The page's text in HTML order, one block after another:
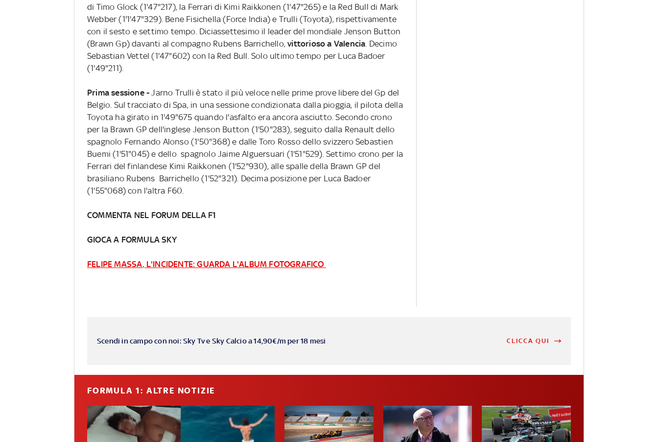
di Timo Glock (1'47"217), la Ferrari di Kimi Raikkonen (1'47"265) e la Red Bull di Mark
Webber (1'1'47"329). Bene Fisichella (Force India) e Trulli (Toyota), rispettivamente
con il sesto e settimo tempo. Diciassettesimo il leader del mondiale Jenson Button
(Brawn Gp) davanti al compagno Rubens Barrichello,vittorioso a Valencia . Decimo
Sebastian Vettel (1'47"602) con la Red Bull. Solo ultimo tempo per Luca Badoer
(1'49"211).
Prima sessione - Jarno Trulli è stato il più veloce nelle prime prove libere del Gp del
Belgio. Sul tracciato di Spa, in una sessione condizionata dalla pioggia, il pilota della
Toyota ha girato in 1'49"675 quando l'asfalto era ancora asciutto. Secondo crono
per la Brawn GP dell'inglese Jenson Button (1'50"283), seguito dalla Renault dello
spagnolo Fernando Alonso (1'50"368) e dalle Toro Rosso dello svizzero Sebastien
Buemi (1'51"045) e dello spagnolo Jaime Alguersuari (1'51"529). Settimo crono per la
Ferrari del finlandese Kimi Raikkonen (1'52"930), alle spalle della Brawn GP del
brasiliano Rubens Barrichello (1'52"321). Decima posizione per Luca Badoer
(1'55"068) con l'altra F60.
COMMENTA NEL FORUM DELLA F1
GIOCA A FORMULA SKY
FELIPE MASSA, L'INCIDENTE: GUARDA L'ALBUM FOTOGRAFICO
Scendi in campo con noi: Sky Tv e Sky Calcio a 14,90€/m per 18 mesi CLICCA QUI
FORMULA 1: ALTRE NOTIZIE